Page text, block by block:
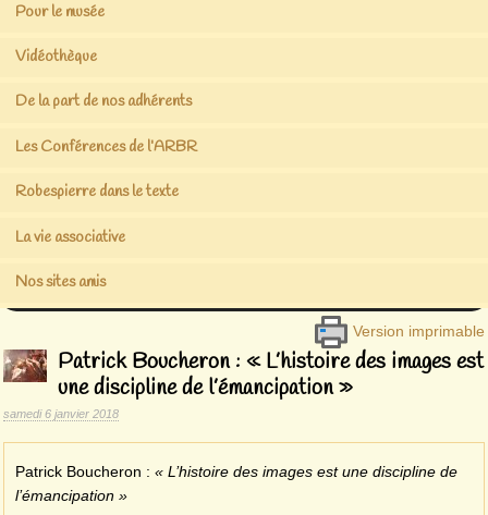
Pour le musée
Vidéothèque
De la part de nos adhérents
Les Conférences de l’ARBR
Robespierre dans le texte
La vie associative
Nos sites amis
Version imprimable
Patrick Boucheron : « L’histoire des images est
une discipline de l’émancipation »
samedi 6 janvier 2018
Patrick Boucheron : « L’histoire des images est une discipline de
l’émancipation »